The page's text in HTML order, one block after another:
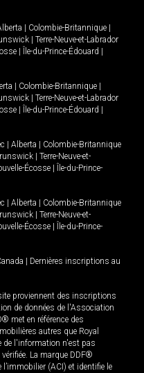
Colombie-Britannique
Terre-Neuve-et-Labrador
Île-du-Prince-Édouard
Colombie-Britannique
Terre-Neuve-et-Labrador
Île-du-Prince-Édouard
Alberta
Colombie-Britannique
Terre-Neuve-et-
Écosse
Île-du-Prince-
Alberta
Colombie-Britannique
Terre-Neuve-et-
Écosse
Île-du-Prince-
Dernières inscriptions au
proviennent des inscriptions
de données de l'Association
met en référence des
autres que Royal
de l'information n'est pas
La marque DDF®
(ACI) et identifie le